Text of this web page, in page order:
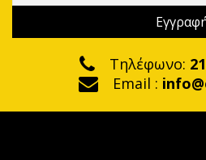
Τηλέφωνο:
Email :